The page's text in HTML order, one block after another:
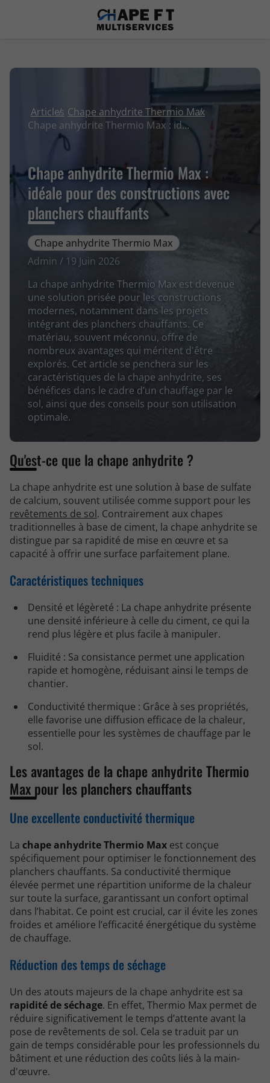
Articles Chape anhydrite Thermio Max
Chape anhydrite Thermio Max : idéale pour des constructions avec planchers chauffants
Chape anhydrite Thermio Max :
idéale pour des constructions avec
planchers chauffants
Chape anhydrite Thermio Max
Admin / 19 Juin 2026
La chape anhydrite Thermio Max est devenue
une solution prisée pour les constructions
modernes, notamment dans les projets
intégrant des planchers chauffants. Ce
matériau, souvent méconnu, offre de
nombreux avantages qui méritent d'être
explorés. Cet article se penchera sur les
caractéristiques de la chape anhydrite, ses
bénéfices dans le cadre d’un chauffage par le
sol, ainsi que des conseils pour son utilisation
optimale.
Qu'est-ce que la chape anhydrite ?
La chape anhydrite est une solution à base de sulfate
de calcium, souvent utilisée comme support pour les
revêtements de sol. Contrairement aux chapes
traditionnelles à base de ciment, la chape anhydrite se
distingue par sa rapidité de mise en œuvre et sa
capacité à offrir une surface parfaitement plane.
Caractéristiques techniques
Densité et légèreté : La chape anhydrite présente
une densité inférieure à celle du ciment, ce qui la
rend plus légère et plus facile à manipuler.
Fluidité : Sa consistance permet une application
rapide et homogène, réduisant ainsi le temps de
chantier.
Conductivité thermique : Grâce à ses propriétés,
elle favorise une diffusion efficace de la chaleur,
essentielle pour les systèmes de chauffage par le
sol.
Les avantages de la chape anhydrite Thermio
Max pour les planchers chauffants
Une excellente conductivité thermique
La chape anhydrite Thermio Max est conçue
spécifiquement pour optimiser le fonctionnement des
planchers chauffants. Sa conductivité thermique
élevée permet une répartition uniforme de la chaleur
sur toute la surface, garantissant un confort optimal
dans l’habitat. Ce point est crucial, car il évite les zones
froides et améliore l’efficacité énergétique du système
de chauffage.
Réduction des temps de séchage
Un des atouts majeurs de la chape anhydrite est sa
rapidité de séchage. En effet, Thermio Max permet de
réduire significativement le temps d’attente avant la
pose de revêtements de sol. Cela se traduit par un
gain de temps considérable pour les professionnels du
bâtiment et une réduction des coûts liés à la main-
d'œuvre.